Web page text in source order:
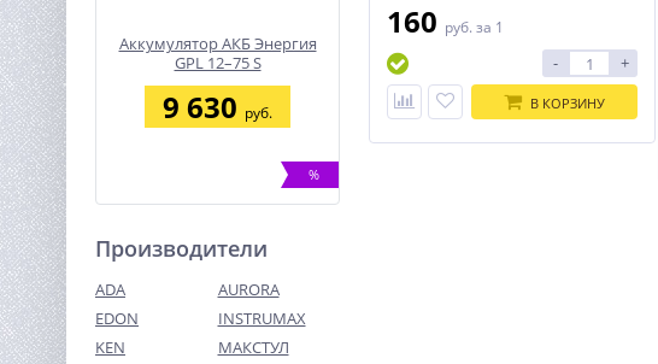
Аккумулятор АКБ Энергия
GPL 12–75 S
9 630 руб.
%
Производители
ADA
AURORA
EDON
INSTRUMAX
KEN
МАКСТУЛ
160 руб. за 1
- +
В КОРЗИНУ